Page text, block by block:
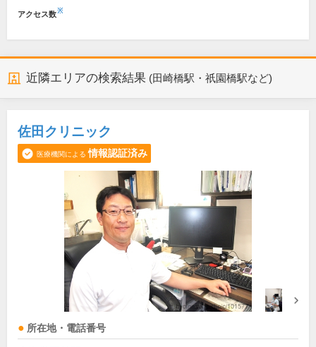
アクセス数※
近隣エリアの検索結果 (田崎橋駅・祇園橋駅など)
佐田クリニック
医療機関による 情報認証済み
所在地・電話番号